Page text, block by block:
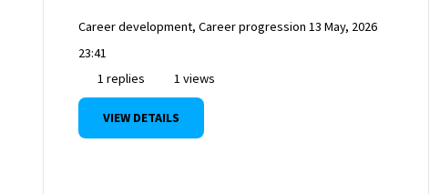
Career development, Career progression 13 May, 2026
23:41
1 replies
1 views
VIEW DETAILS